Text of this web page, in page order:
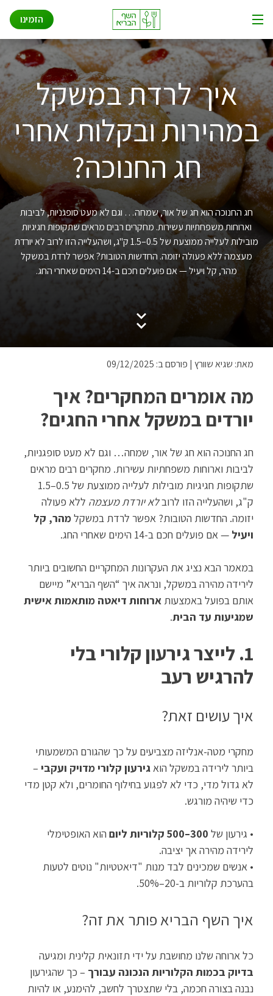
שאלות ותשובות
תפריט
איך זה עובד
אודות
פתרונות לעסקים
הזמינו
איך לרדת במשקל
במהירות ובקלות אחרי
חג החנוכה?
חג החנוכה הוא חג של אור, שמחה… וגם לא מעט סופגניות, לביבות
וארוחות משפחתיות עשירות. מחקרים רבים מראים שתקופות חגיגיות
מובילות לעלייה ממוצעת של 0.5–1.5 ק"ג, ושהעלייה הזו לרוב לא יורדת
מעצמה ללא פעולה יזומה. החדשות הטובות? אפשר לרדת במשקל
מהר, קל ויעיל — אם פועלים חכם ב-14 הימים שאחרי החג.
מאת: שגיא שוורץ | פורסם ב: 09/12/2025
מה אומרים המחקרים? איך
יורדים במשקל אחרי החגים?
חג החנוכה הוא חג של אור, שמחה… וגם לא מעט סופגניות,
לביבות וארוחות משפחתיות עשירות. מחקרים רבים מראים
שתקופות חגיגיות מובילות לעלייה ממוצעת של 0.5–1.5
ק"ג, ושהעלייה הזו לרובלא יורדת מעצמה ללא פעולה
יזומה. החדשות הטובות? אפשר לרדת במשקלמהר, קל
ויעיל — אם פועלים חכם ב-14 הימים שאחרי החג.
במאמר הבא נציג את העקרונות המחקריים החשובים ביותר
לירידה מהירה במשקל, ונראה איך “השף הבריא” מיישם
אותם בפועל באמצעות ארוחות דיאטה מותאמות אישית
שמגיעות עד הבית.
1. לייצר גירעון קלורי בלי
להרגיש רעב
איך עושים זאת?
מחקרי מטה-אנליזה מצביעים על כך שהגורם המשמעותי
ביותר לירידה במשקל הואגירעון קלורי מדויק ועקבי –
לא גדול מדי, כדי לא לפגוע בחילוף החומרים, ולא קטן מדי
כדי שיהיה מורגש.
• גירעון של 300–500 קלוריות ליום
הוא האופטימלי
לירידה מהירה אך יציבה.
• אנשים שמכינים לבד מנות "דיאטטיות" נוטים לטעות
בהערכת קלוריות ב-20–50%.
איך השף הבריא פותר את זה?
כל ארוחה שלנו מחושבת על ידי תזונאית קלינית ומגיעה
בדיוק בכמות הקלוריות הנכונה עבורך – כך שהגירעון
נבנה בצורה חכמה, בלי שתצטרך לחשב, להימנע, או להיות